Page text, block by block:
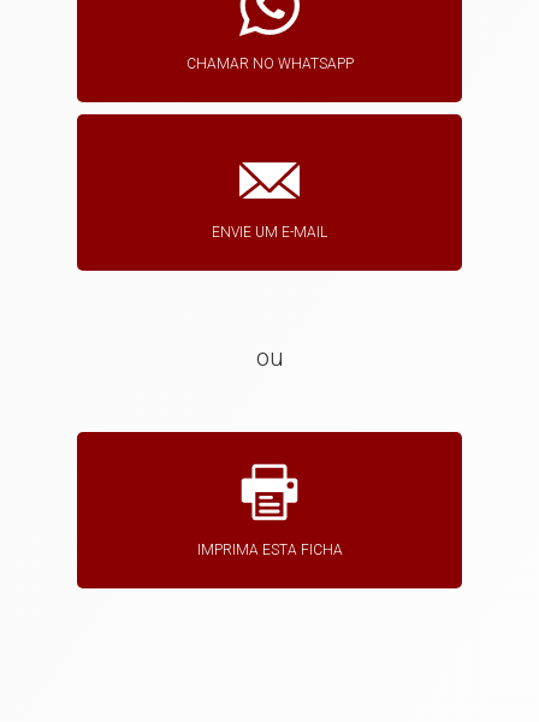
CHAMAR NO WHATSAPP
ENVIE UM E-MAIL
ou
IMPRIMA ESTA FICHA